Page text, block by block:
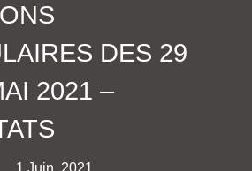
DES 29
2021 –